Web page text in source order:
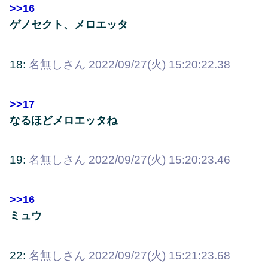
>>16
ゲノセクト、メロエッタ
18: 名無しさん 2022/09/27(火) 15:20:22.38
>>17
なるほどメロエッタね
19: 名無しさん 2022/09/27(火) 15:20:23.46
>>16
ミュウ
22: 名無しさん 2022/09/27(火) 15:21:23.68